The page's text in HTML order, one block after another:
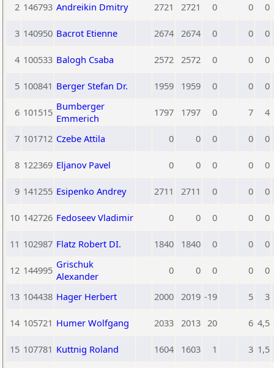
2 146793 Andreikin Dmitry 2721 2721 0 0 0
3 140950 Bacrot Etienne 2674 2674 0 0 0
4 100533 Balogh Csaba 2572 2572 0 0 0
5 100841 Berger Stefan Dr. 1959 1959 0 0 0
6 101515 Bumberger
Emmerich
1797 1797 0 7 4
7 101712 Czebe Attila 0 0 0 0 0
8 122369 Eljanov Pavel 0 0 0 0 0
9 141255 Esipenko Andrey 2711 2711 0 0 0
10 142726 Fedoseev Vladimir 0 0 0 0 0
11 102987 Flatz Robert DI. 1840 1840 0 0 0
12 144995 Grischuk
Alexander
0 0 0 0 0
13 104438 Hager Herbert 2000 2019 -19 5 3
14 105721 Humer Wolfgang 2033 2013 20 6 4,5
15 107781 Kuttnig Roland 1604 1603 1 3 1,5